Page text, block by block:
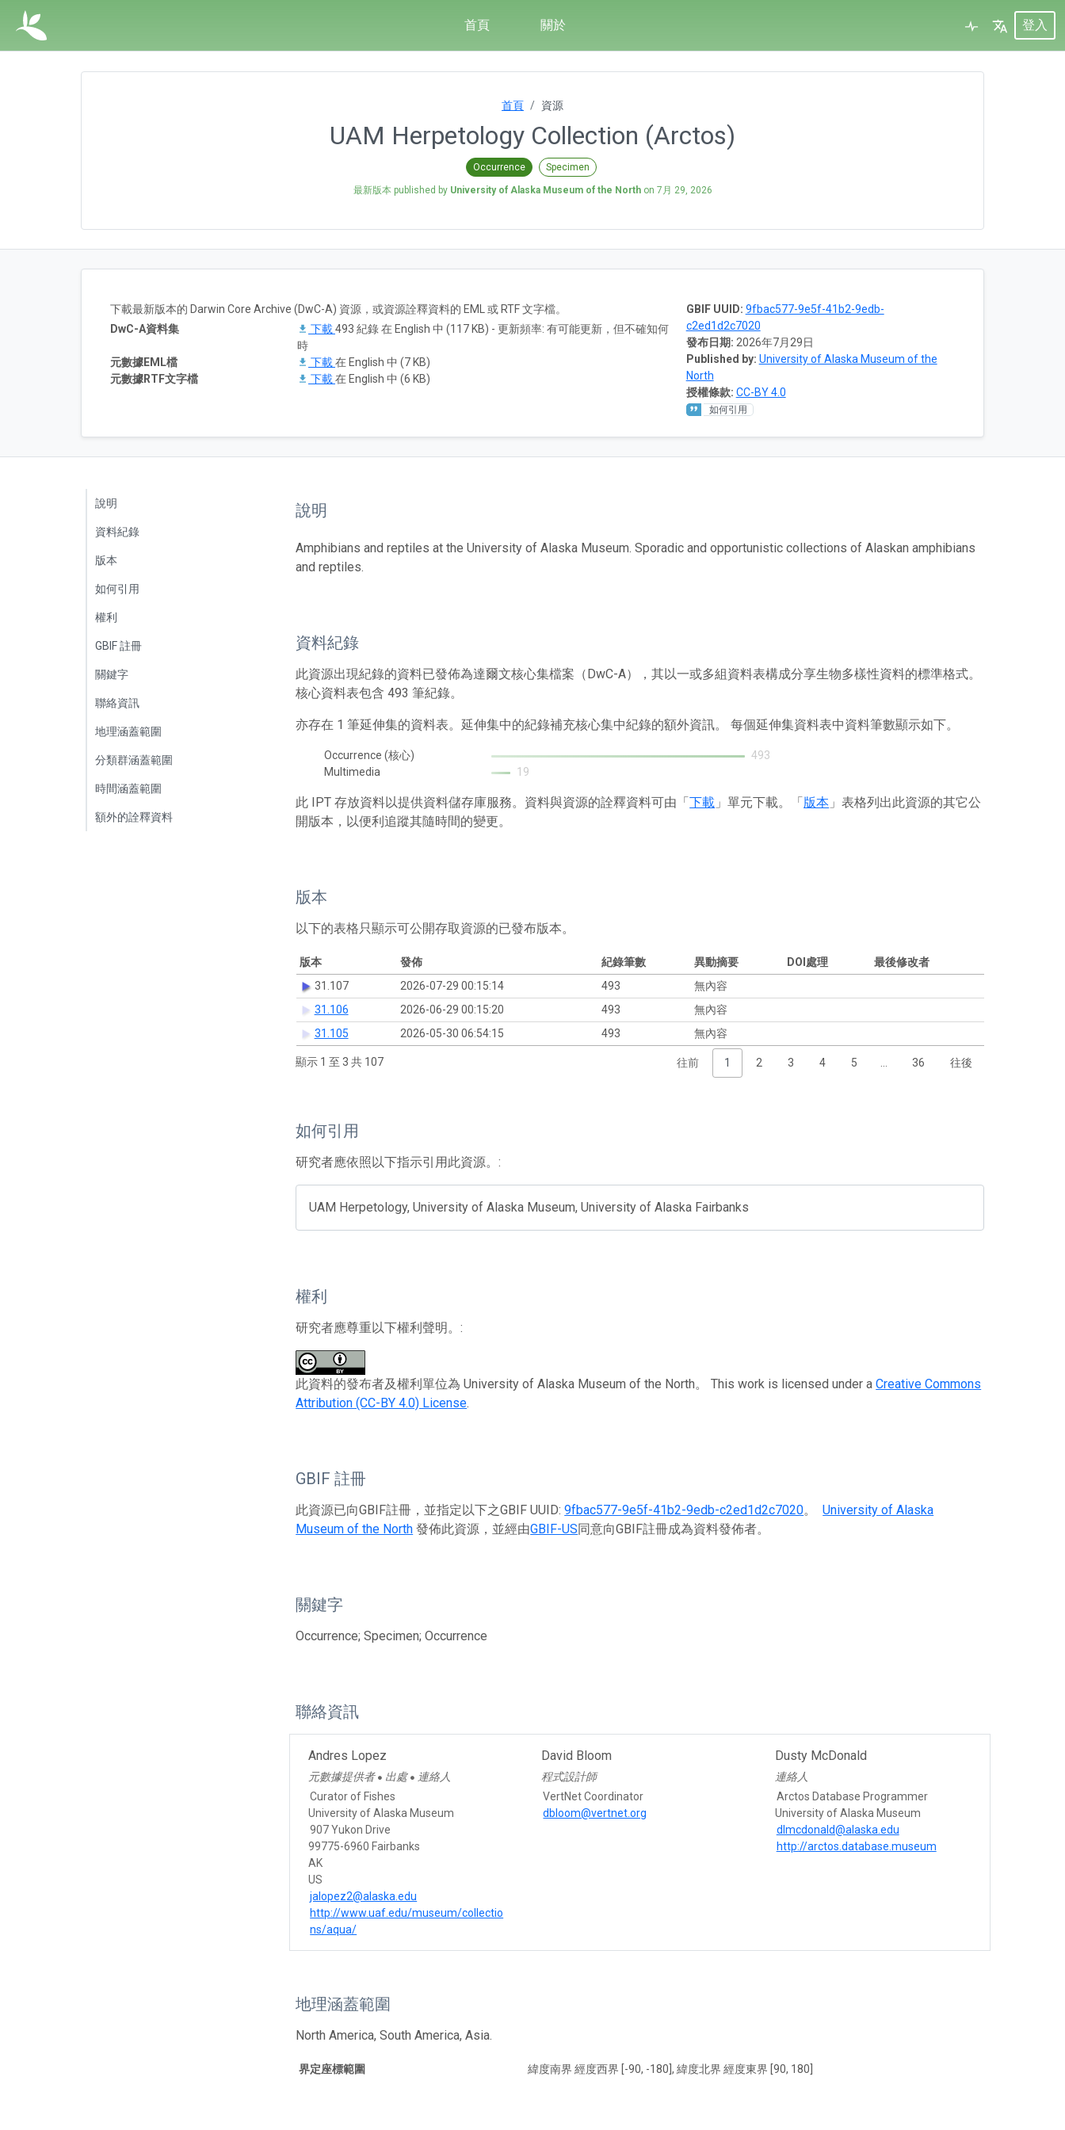
首頁 關於 登入
首頁 資源
UAM Herpetology Collection (Arctos)
Occurrence Specimen
最新版本 published by University of Alaska Museum of the Northon 7月 29, 2026
GBIF UUID: 9fbac577-9e5f-41b2-9edb-
c2ed1d2c7020
發布日期: 2026年7月29日
Published by: University of Alaska Museum of the
North
授權條款: CC-BY 4.0
如何引用
下載最新版本的 Darwin Core Archive (DwC-A) 資源，或資源詮釋資料的 EML 或 RTF 文字檔。
DwC-A資料集
下載493 紀錄 在 English 中 (117 KB) - 更新頻率: 有可能更新，但不確知何
時
元數據EML檔
下載在 English 中 (7 KB)
元數據RTF文字檔
下載在 English 中 (6 KB)
說明
資料紀錄
版本
如何引用
權利
GBIF 註冊
關鍵字
聯絡資訊
地理涵蓋範圍
分類群涵蓋範圍
時間涵蓋範圍
額外的詮釋資料
說明
Amphibians and reptiles at the University of Alaska Museum. Sporadic and opportunistic collections of Alaskan amphibians
and reptiles.
資料紀錄
此資源出現紀錄的資料已發佈為達爾文核心集檔案（DwC-A），其以一或多組資料表構成分享生物多樣性資料的標準格式。
核心資料表包含 493 筆紀錄。
亦存在 1 筆延伸集的資料表。延伸集中的紀錄補充核心集中紀錄的額外資訊。 每個延伸集資料表中資料筆數顯示如下。
Occurrence (核心)
493
Multimedia
19
此 IPT 存放資料以提供資料儲存庫服務。資料與資源的詮釋資料可由「下載 」單元下載。「版本 」表格列出此資源的其它公
開版本，以便利追蹤其隨時間的變更。
版本
以下的表格只顯示可公開存取資源的已發布版本。
版本 發佈 紀錄筆數 異動摘要 DOI處理
最後修改者
31.107
2026-07-29 00:15:14 493
無內容
31.106
2026-06-29 00:15:20 493
無內容
31.105
2026-05-30 06:54:15 493 無內容
顯示 1 至 3 共 107 往前 1 2 3 4 5 … 36 往後
如何引用
研究者應依照以下指示引用此資源。:
UAM Herpetology, University of Alaska Museum, University of Alaska Fairbanks
權利
研究者應尊重以下權利聲明。:
此資料的發布者及權利單位為 University of Alaska Museum of the North。 This work is licensed under aCreative Commons
Attribution (CC-BY 4.0) License.
GBIF 註冊
此資源已向GBIF註冊，並指定以下之GBIF UUID:9fbac577-9e5f-41b2-9edb-c2ed1d2c7020。University of Alaska
Museum of the North 發佈此資源，並經由GBIF-US同意向GBIF註冊成為資料發佈者。
關鍵字
Occurrence; Specimen; Occurrence
聯絡資訊
Andres Lopez
元數據提供者 ● 出處 ● 連絡人
Curator of Fishes
University of Alaska Museum
907 Yukon Drive
99775-6960 Fairbanks
AK
US
jalopez2@alaska.edu
http://www.uaf.edu/museum/collectio
ns/aqua/
David Bloom
程式設計師
VertNet Coordinator
dbloom@vertnet.org
Dusty McDonald
連絡人
Arctos Database Programmer
University of Alaska Museum
dlmcdonald@alaska.edu
http://arctos.database.museum
地理涵蓋範圍
North America, South America, Asia.
界定座標範圍 緯度南界 經度西界 [-90, -180], 緯度北界 經度東界 [90, 180]